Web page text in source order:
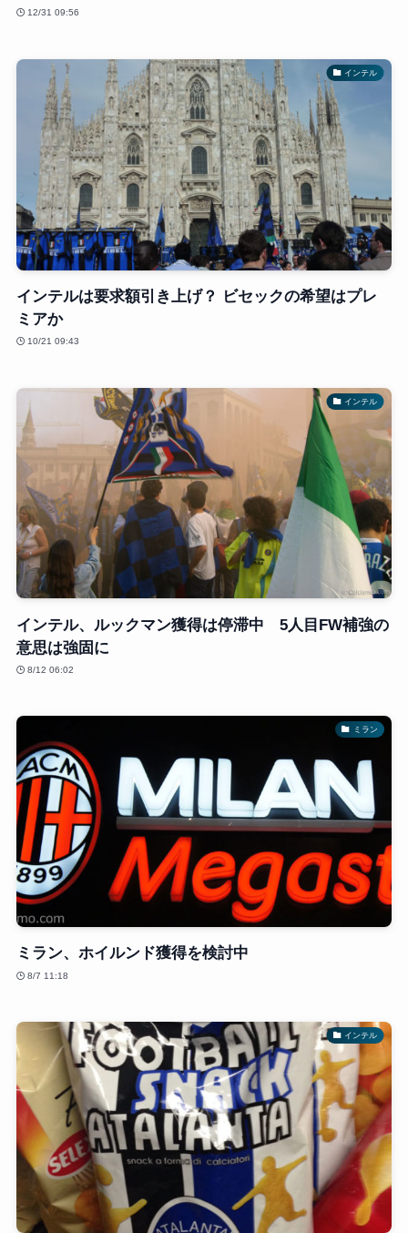
12/31 09:56
インテル
インテルは要求額引き上げ？ ビセックの希望はプレ
ミアか
10/21 09:43
インテル
インテル、ルックマン獲得は停滞中 5人目FW補強の
意思は強固に
8/12 06:02
ミラン
ミラン、ホイルンド獲得を検討中
8/7 11:18
インテル